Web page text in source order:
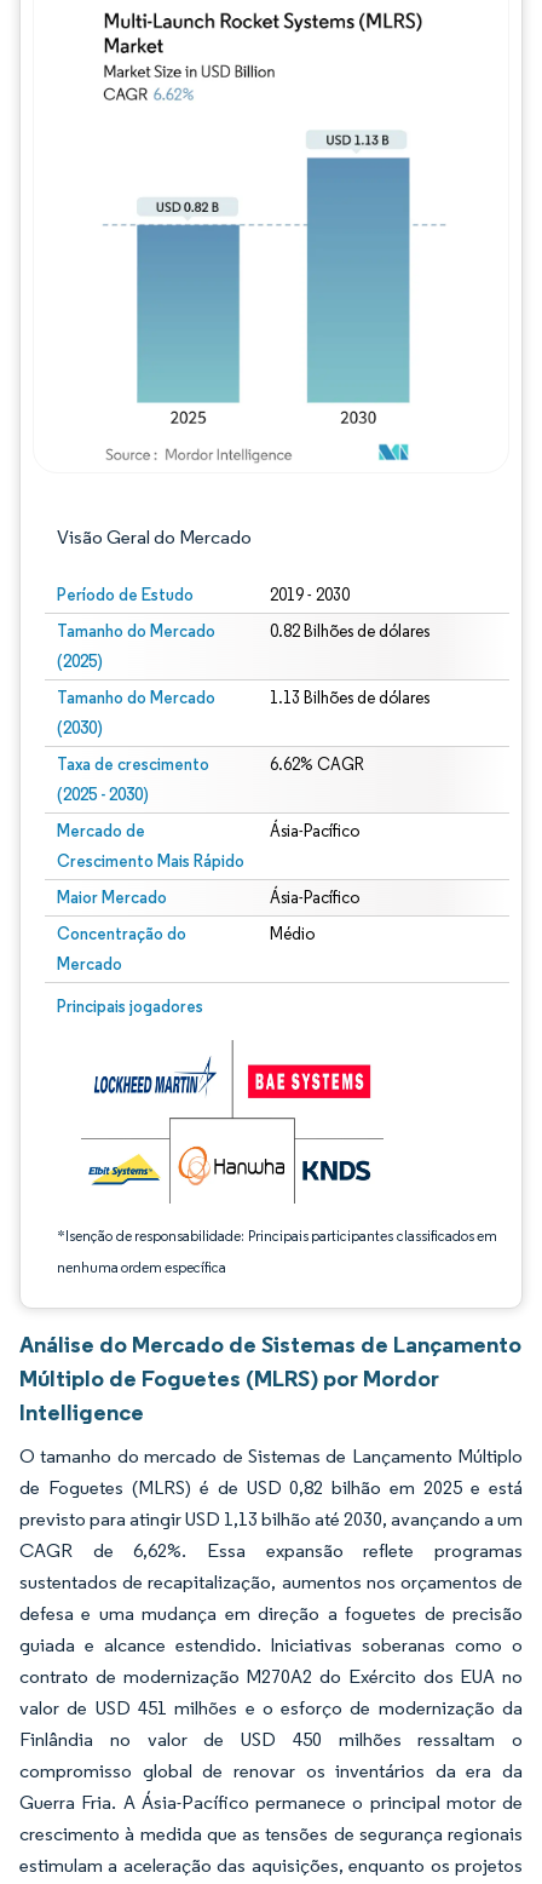
Visão Geral do Mercado
Período de Estudo 2019 - 2030
Tamanho do Mercado
(2025)
0.82 Bilhões de dólares
Tamanho do Mercado
(2030)
1.13 Bilhões de dólares
Taxa de crescimento
(2025 - 2030)
6.62% CAGR
Mercado de
Crescimento Mais Rápido
Ásia-Pacífico
Maior Mercado Ásia-Pacífico
Concentração do
Mercado
Médio
Principais jogadores
*Isenção de responsabilidade: Principais participantes classificados em
nenhuma ordem específica
Imagem © Mordor Intelligence. O reuso requer atribuição conforme CC BY 4.0.
Análise do Mercado de Sistemas de Lançamento
Múltiplo de Foguetes (MLRS) por Mordor
Intelligence
O tamanho do mercado de Sistemas de Lançamento Múltiplo
de Foguetes (MLRS) é de USD 0,82 bilhão em 2025 e está
previsto para atingir USD 1,13 bilhão até 2030, avançando a um
CAGR de 6,62%. Essa expansão reflete programas
sustentados de recapitalização, aumentos nos orçamentos de
defesa e uma mudança em direção a foguetes de precisão
guiada e alcance estendido. Iniciativas soberanas como o
contrato de modernização M270A2 do Exército dos EUA no
valor de USD 451 milhões e o esforço de modernização da
Finlândia no valor de USD 450 milhões ressaltam o
compromisso global de renovar os inventários da era da
Guerra Fria. A Ásia-Pacífico permanece o principal motor de
crescimento à medida que as tensões de segurança regionais
estimulam a aceleração das aquisições, enquanto os projetos